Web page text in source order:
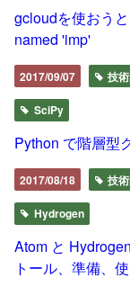
gcloudを使おう
named 'imp'
2017/09/07 技
SciPy
Python で階層型
2017/08/18 技
Hydrogen
Atom と
トール、準備、